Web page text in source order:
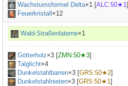
Wachstumsformel Delta×1 [ALC:50★1]
Feuerkristall ×12
Wald-Straßenlaterne×1
Götterholz×3 [ZMN:50★3]
Talglicht×4
Dunkelstahlbarren×3 [GRS:50★2]
Dunkelstahlnieten×3 [GRS:50★1]